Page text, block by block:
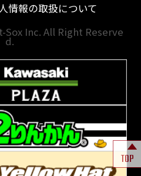
福岡
長崎
熊本
TOP
情報の取扱について
Inc. All Right Reserve
d.